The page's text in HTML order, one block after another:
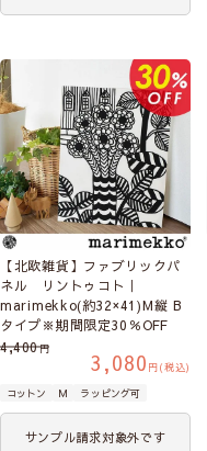
【北欧雑貨】ファブリックパ
ネル リントゥコト｜
marimekko(約32×41)M縦 B
タイプ※期間限定30％OFF
4,400
3,080
税込
コットン
M ラッピング可
サンプル請求対象外です